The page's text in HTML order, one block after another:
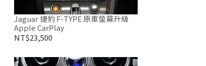
Jaguar 捷豹 F-TYPE 原車螢幕升級
Apple CarPlay
NT$23,500